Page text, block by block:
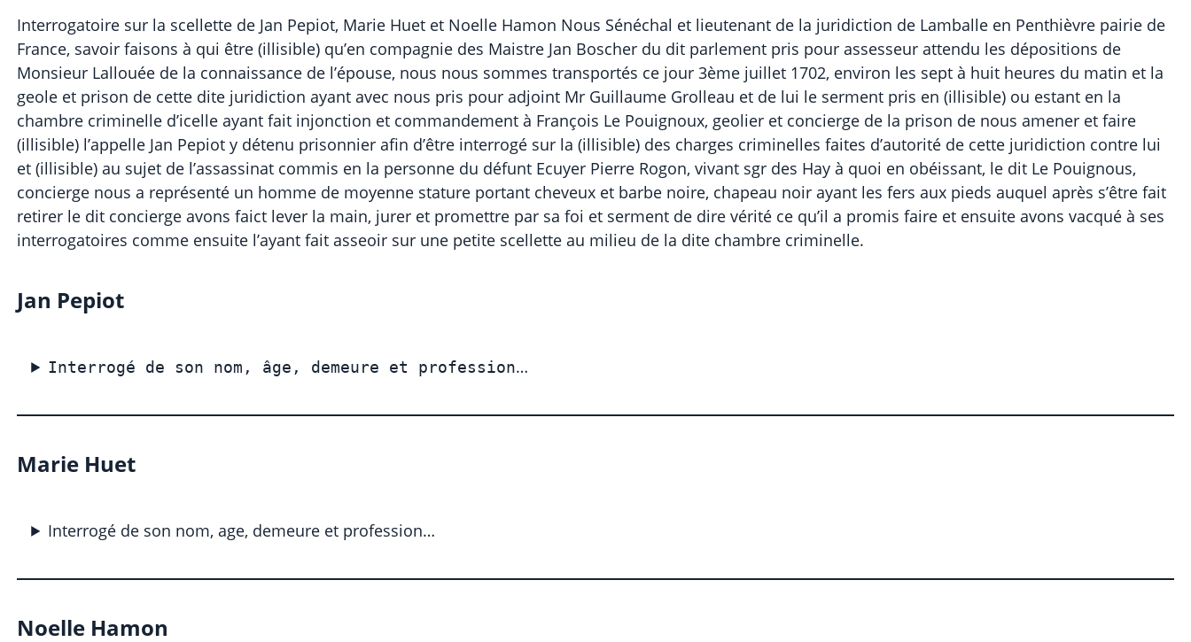
Interrogatoire sur la scellette de Jan Pepiot, Marie Huet et Noelle Hamon Nous Sénéchal et lieutenant de la juridiction de Lamballe en Penthièvre pairie de
France, savoir faisons à qui être (illisible) qu’en compagnie des Maistre Jan Boscher du dit parlement pris pour assesseur attendu les dépositions de
Monsieur Lallouée de la connaissance de l’épouse, nous nous sommes transportés ce jour 3ème juillet 1702, environ les sept à huit heures du matin et la
geole et prison de cette dite juridiction ayant avec nous pris pour adjoint Mr Guillaume Grolleau et de lui le serment pris en (illisible) ou estant en la
chambre criminelle d’icelle ayant fait injonction et commandement à François Le Pouignoux, geolier et concierge de la prison de nous amener et faire
(illisible) l’appelle Jan Pepiot y détenu prisonnier afin d’être interrogé sur la (illisible) des charges criminelles faites d’autorité de cette juridiction contre lui
et (illisible) au sujet de l’assassinat commis en la personne du défunt Ecuyer Pierre Rogon, vivant sgr des Hay à quoi en obéissant, le dit Le Pouignous,
concierge nous a représenté un homme de moyenne stature portant cheveux et barbe noire, chapeau noir ayant les fers aux pieds auquel après s’être fait
retirer le dit concierge avons faict lever la main, jurer et promettre par sa foi et serment de dire vérité ce qu’il a promis faire et ensuite avons vacqué à ses
interrogatoires comme ensuite l’ayant fait asseoir sur une petite scellette au milieu de la dite chambre criminelle.
Jan Pepiot
Interrogé de son nom, âge, demeure et profession…
Marie Huet
Interrogé de son nom, age, demeure et profession…
Noelle Hamon